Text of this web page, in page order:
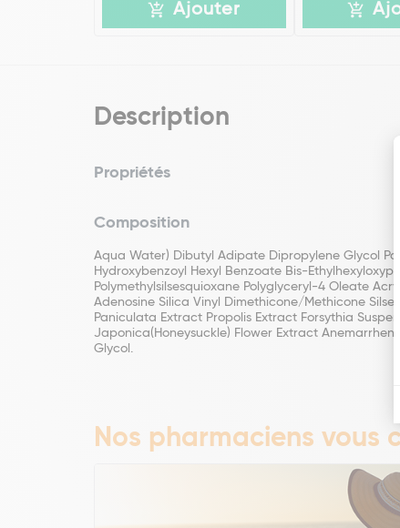
Ajouter
Description
Propriétés
Composition
Aqua Water) Dibutyl Adipate Dipropylene Glycol
Hydroxybenzoyl Hexyl Benzoate Bis-
Polymethylsilsesquioxane Polyglyceryl-4 Oleate
Adenosine Silica Vinyl Dimethicone/Methicone
Paniculata Extract Propolis Extract Forsythia
Japonica(Honeysuckle) Flower Extract
Glycol.
Nos pharmaciens vous